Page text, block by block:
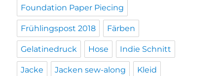
Foundation Paper Piecing
Frühlingspost 2018 Färben
Gelatinedruck Hose Indie Schnitt
Jacke Jacken sew-along Kleid